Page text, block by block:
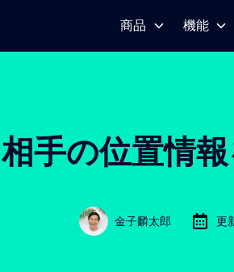
商品 機能
相手の位置情
金子麟太郎 更